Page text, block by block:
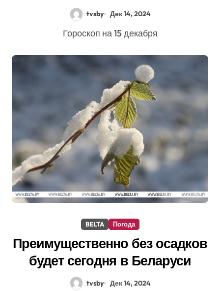
tvsby Дек 14, 2024
Гороскоп на 15 декабря
BELTA Погода
Преимущественно без осадков
будет сегодня в Беларуси
tvsby Дек 14, 2024